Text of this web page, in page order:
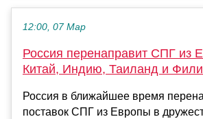
12:00, 07 Мар
Россия перенаправит СПГ из
Китай, Индию, Таиланд и
Россия в ближайшее время
поставок СПГ из Европы в